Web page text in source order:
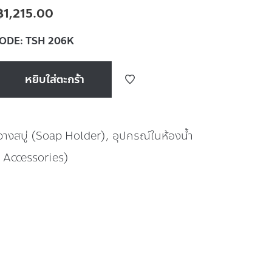
1,215.00
TSH 206K
หยิบใส่ตะกร้า
างสบู่ (Soap Holder), อุปกรณ์ในห้องน้ำ